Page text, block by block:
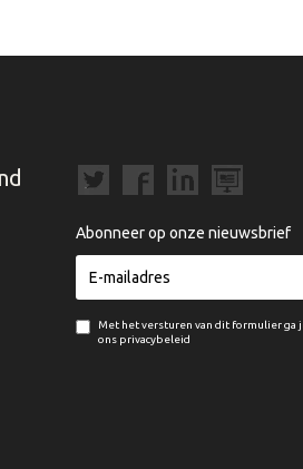
Abonneer op onze nieuwsbrief
Met het versturen van dit formulier ga
ons privacybeleid